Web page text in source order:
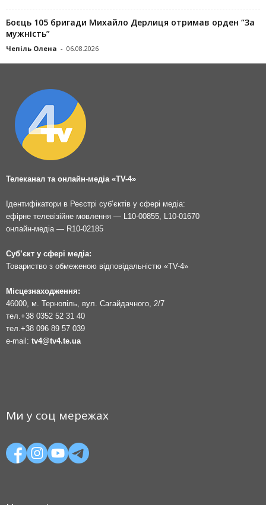
Боєць 105 бригади Михайло Дерлиця отримав орден “За
мужність”
Чепіль Олена - 06.08.2026
Телеканал та онлайн-медіа «TV-4»
Ідентифікатори в Реєстрі суб’єктів у сфері медіа:
ефірне телевізійне мовлення — L10-00855, L10-01670
онлайн-медіа — R10-02185
Суб’єкт у сфері медіа:
Товариство з обмеженою відповідальністю «TV-4»
Місцезнаходження:
46000, м. Тернопіль, вул. Сагайдачного, 2/7
тел.+38 0352 52 31 40
тел.+38 096 89 57 039
e-mail: tv4@tv4.te.ua
Ми у соц мережах